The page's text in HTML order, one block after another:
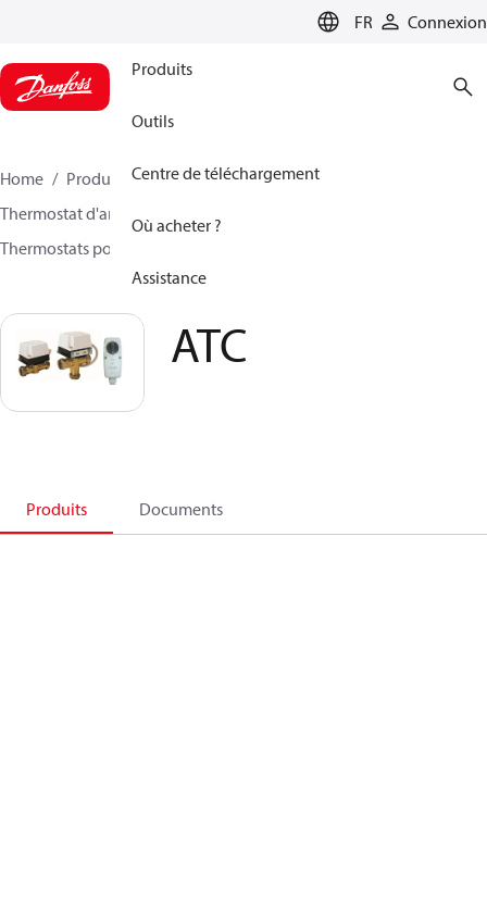
FR Connexion
Produits
Outils
Centre de téléchargement
Où acheter ?
Assistance
Home Produits
Climate Solutions - chauffage
Thermostat d'ambiance électronique
Thermostats pour conduite et ballon
ATC
Produits Documents